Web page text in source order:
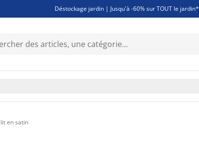
Déstockage jardin | Jusqu'à -60% sur TOUT le jardin*
Découvrez les nouveautés de la collection
en satin